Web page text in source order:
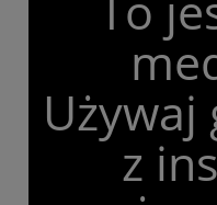
Używaj
z